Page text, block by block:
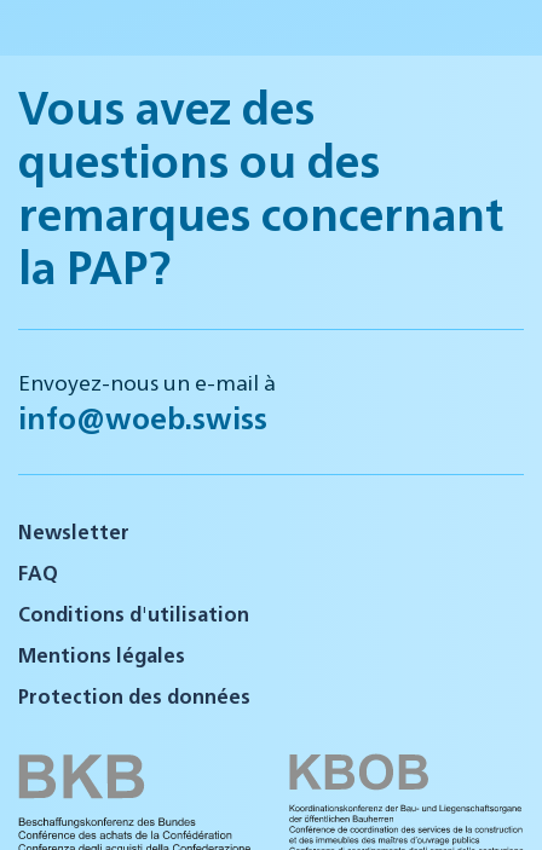
Vous avez des
questions ou des
remarques concernant
la PAP?
Envoyez-nous un e-mail à
info@woeb.swiss
Newsletter
FAQ
Conditions d'utilisation
Mentions légales
Protection des données